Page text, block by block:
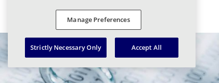
Manage Preferences
Strictly Necessary Only Accept All